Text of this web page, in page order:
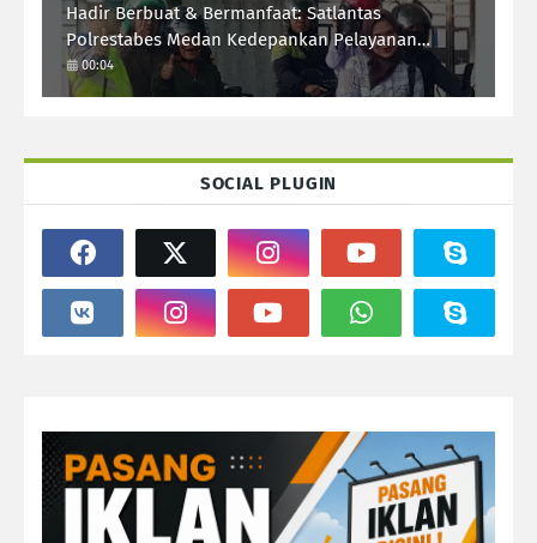
Hadir Berbuat & Bermanfaat: Satlantas
Polrestabes Medan Kedepankan Pelayanan
Humanis Demi Lalu Lintas Aman Tertib Lancar
00:04
SOCIAL PLUGIN